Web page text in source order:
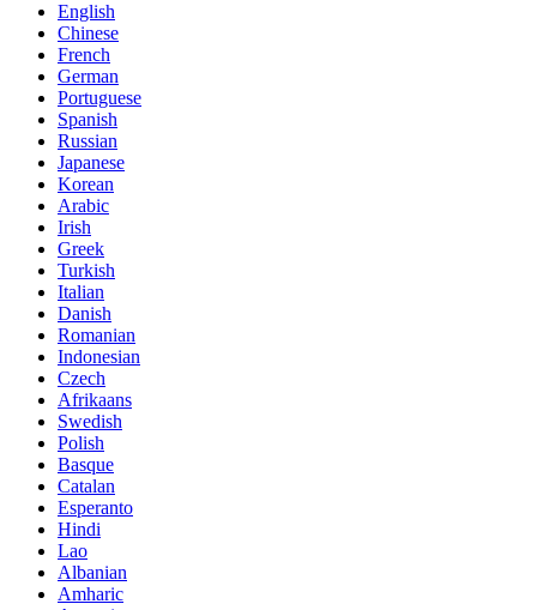
English
Chinese
French
German
Portuguese
Spanish
Russian
Japanese
Korean
Arabic
Irish
Greek
Turkish
Italian
Danish
Romanian
Indonesian
Czech
Afrikaans
Swedish
Polish
Basque
Catalan
Esperanto
Hindi
Lao
Albanian
Amharic